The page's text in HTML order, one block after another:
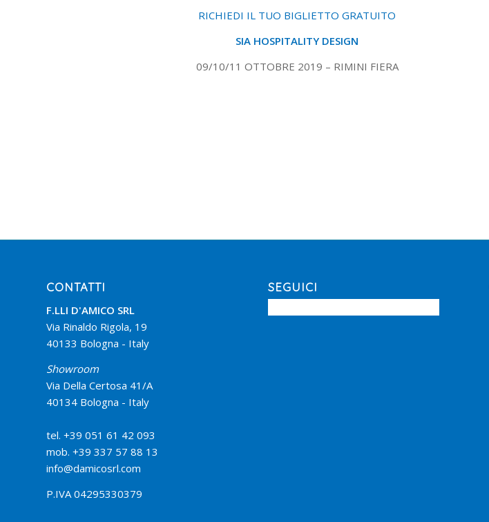
RICHIEDI IL TUO BIGLIETTO GRATUITO
SIA HOSPITALITY DESIGN
09/10/11 OTTOBRE 2019 – RIMINI FIERA
CONTATTI
F.LLI D'AMICO SRL
Via Rinaldo Rigola, 19
40133 Bologna - Italy
Showroom
Via Della Certosa 41/A
40134 Bologna - Italy
tel. +39 051 61 42 093
mob. +39 337 57 88 13
info@damicosrl.com
P.IVA 04295330379
SEGUICI